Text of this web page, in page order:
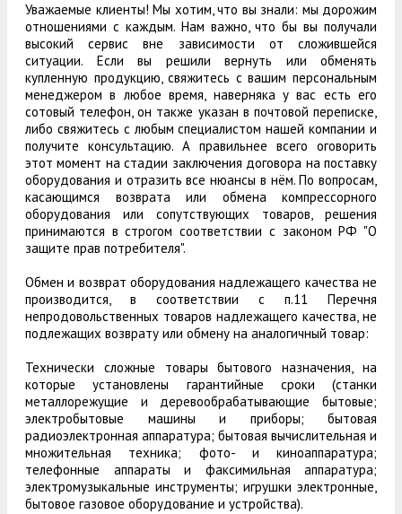
Уважаемые клиенты! Мы хотим, что вы знали: мы дорожим
отношениями с каждым. Нам важно, что бы вы получали
высокий сервис вне зависимости от сложившейся
ситуации. Если вы решили вернуть или обменять
купленную продукцию, свяжитесь с вашим персональным
менеджером в любое время, наверняка у вас есть его
сотовый телефон, он также указан в почтовой переписке,
либо свяжитесь с любым специалистом нашей компании и
получите консультацию. А правильнее всего оговорить
этот момент на стадии заключения договора на поставку
оборудования и отразить все нюансы в нём. По вопросам,
касающимся возврата или обмена компрессорного
оборудования или сопутствующих товаров, решения
принимаются в строгом соответствии с законом РФ "О
защите прав потребителя".
Обмен и возврат оборудования надлежащего качества не
производится, в соответствии с п.11 Перечня
непродовольственных товаров надлежащего качества, не
подлежащих возврату или обмену на аналогичный товар:
Технически сложные товары бытового назначения, на
которые установлены гарантийные сроки (станки
металлорежущие и деревообрабатывающие бытовые;
электробытовые машины и приборы; бытовая
радиоэлектронная аппаратура; бытовая вычислительная и
множительная техника; фото- и киноаппаратура;
телефонные аппараты и факсимильная аппаратура;
электромузыкальные инструменты; игрушки электронные,
бытовое газовое оборудование и устройства).